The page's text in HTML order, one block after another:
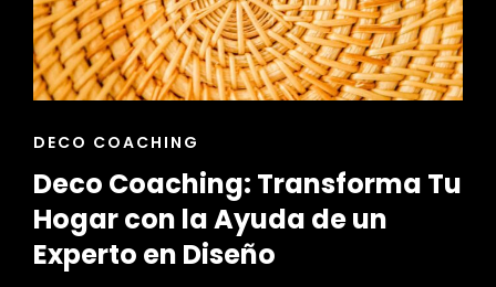
ENLACES
LAS
CATEGORÍAS
DECO COACHING
Deco Coaching: Transforma Tu
Hogar con la Ayuda de un
Experto en Diseño